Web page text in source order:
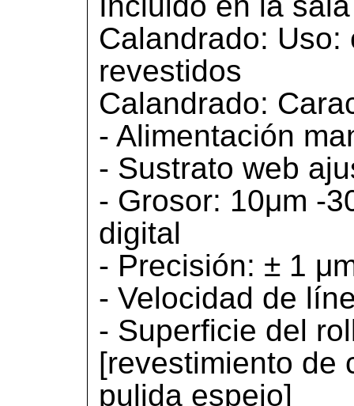
Calandrado:
revestidos
Calandrado:
- Alimentación
- Sustrato web
- Grosor: 10μm -
digital
- Precisión: ± 1
- Velocidad de
- Superficie del
[revestimiento de
pulida espejo]